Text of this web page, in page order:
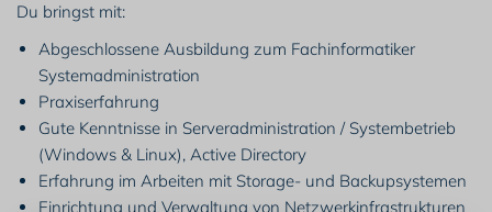
Du bringst mit:
Abgeschlossene Ausbildung zum Fachinformatiker
Systemadministration
Praxiserfahrung
Gute Kenntnisse in Serveradministration / Systembetrieb
(Windows & Linux), Active Directory
Erfahrung im Arbeiten mit Storage- und Backupsystemen
Einrichtung und Verwaltung von Netzwerkinfrastrukturen